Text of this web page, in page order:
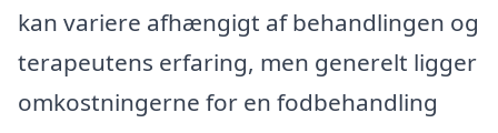
kan variere afhængigt af behandlingen og
terapeutens erfaring, men generelt ligger
omkostningerne for en fodbehandling